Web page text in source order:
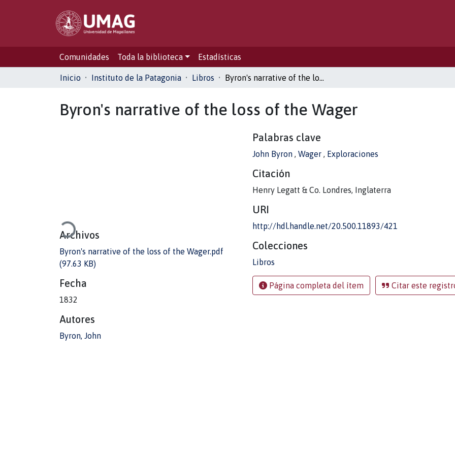
Comunidades Toda la biblioteca Estadísticas
Inicio Instituto de la Patagonia Libros Byron's narrative of the loss of the Wager
Byron's narrative of the loss of the Wager
Cargando...
Archivos
Byron's narrative of the loss of the Wager.pdf
(97.63 KB)
Fecha
1832
Autores
Byron, John
Palabras clave
John Byron , Wager , Exploraciones
Citación
Henry Legatt & Co. Londres, Inglaterra
URI
http://hdl.handle.net/20.500.11893/421
Colecciones
Libros
Página completa del ítem Citar este